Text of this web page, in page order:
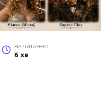
НА ЧИТАННЯ
6 хв